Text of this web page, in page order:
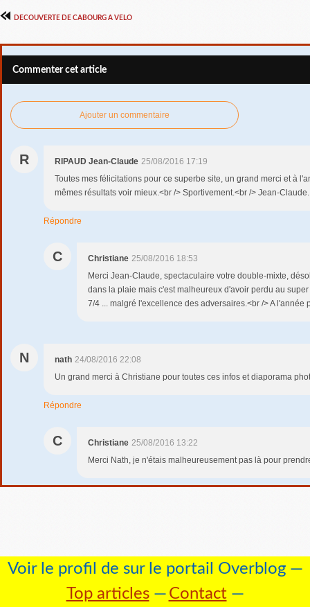
DECOUVERTE DE CABOURG A VELO
Commenter cet article
Ajouter un commentaire
R RIPAUD Jean-Claude 25/08/2016 17:19
Toutes mes félicitations pour ce superbe site, un grand merci et à
mêmes résultats voir mieux.<br /> Sportivement.<br /> Jean-Claude.
Répondre
C Christiane 25/08/2016 18:53
Merci Jean-Claude, spectaculaire votre double-mixte,
dans la plaie mais c'est malheureux d'avoir perdu au
7/4 ... malgré l'excellence des adversaires.<br /> A
N nath 24/08/2016 22:08
Un grand merci à Christiane pour toutes ces infos et diaporama
Répondre
C Christiane 25/08/2016 13:22
Merci Nath, je n'étais malheureusement pas là pour
Voir le profil de sur le portail Overblog
Top articles
Contact